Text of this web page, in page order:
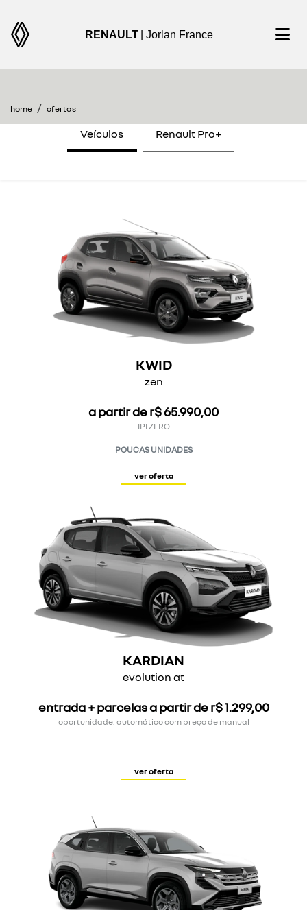
RENAULT | Jorlan France
home ofertas
Veículos Renault Pro+
encontre uma oferta
KWID
zen
a partir de r$ 65.990,00
IPI ZERO
POUCAS UNIDADES
ver oferta
KARDIAN
evolution at
entrada + parcelas a partir de r$ 1.299,00
oportunidade: automático com preço de manual
ver oferta